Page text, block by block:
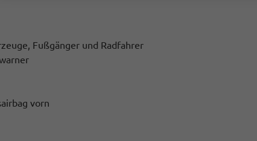
Fußgänger und Radfahrer
vorn